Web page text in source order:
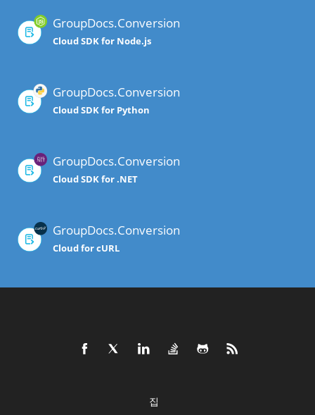
GroupDocs.Conversion
Cloud SDK for Node.js
GroupDocs.Conversion
Cloud SDK for Python
GroupDocs.Conversion
Cloud SDK for .NET
GroupDocs.Conversion
Cloud for cURL
집